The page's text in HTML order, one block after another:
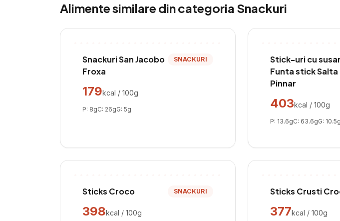
Alimente similare din categoria Snackuri
Snackuri San Jacobo
Froxa
SNACKURI
179kcal / 100g
P: 8gC: 26gG: 5g
Stick-uri cu
Funta stick Salta
Pinnar
403kcal / 100g
P: 13.6gC: 63.6gG: 10.5g
Sticks Croco SNACKURI
398kcal / 100g
Sticks Crusti
377kcal / 100g